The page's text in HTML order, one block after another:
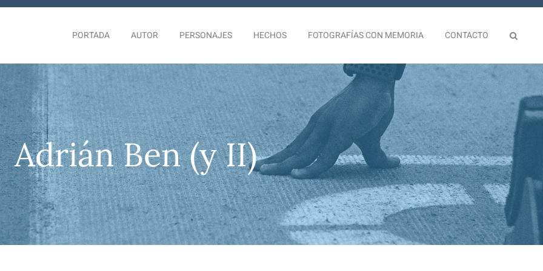
PORTADA AUTOR PERSONAJES HECHOS FOTOGRAFÍAS CON MEMORIA CONTACTO
Adrián Ben (y II)